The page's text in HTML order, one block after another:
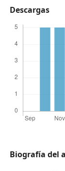
Descargas
Biografía del